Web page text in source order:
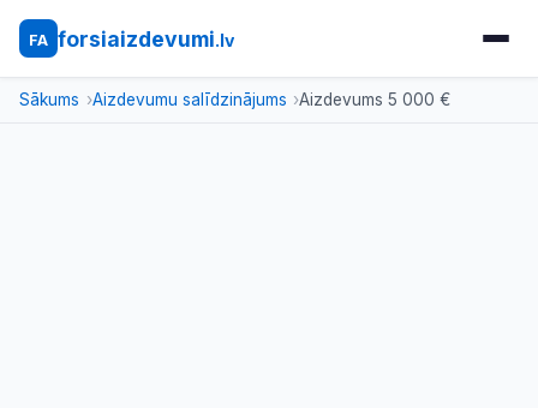
FA forsiaizdevumi.lv
Sākums Aizdevumu salīdzinājums Aizdevums 5 000 €